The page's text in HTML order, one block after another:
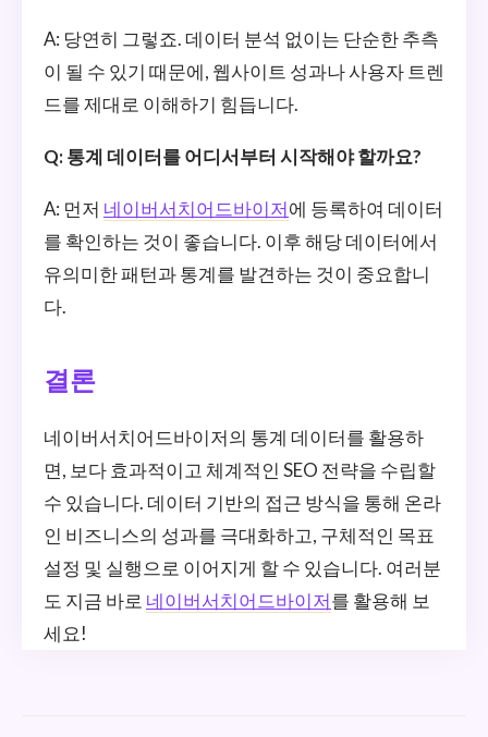
A: 당연히 그렇죠. 데이터 분석 없이는 단순한 추측
이 될 수 있기 때문에, 웹사이트 성과나 사용자 트렌
드를 제대로 이해하기 힘듭니다.
Q: 통계 데이터를 어디서부터 시작해야 할까요?
A: 먼저 네이버서치어드바이저에 등록하여 데이터
를 확인하는 것이 좋습니다. 이후 해당 데이터에서
유의미한 패턴과 통계를 발견하는 것이 중요합니
다.
결론
네이버서치어드바이저의 통계 데이터를 활용하
면, 보다 효과적이고 체계적인 SEO 전략을 수립할
수 있습니다. 데이터 기반의 접근 방식을 통해 온라
인 비즈니스의 성과를 극대화하고, 구체적인 목표
설정 및 실행으로 이어지게 할 수 있습니다. 여러분
도 지금 바로 네이버서치어드바이저를 활용해 보
세요!